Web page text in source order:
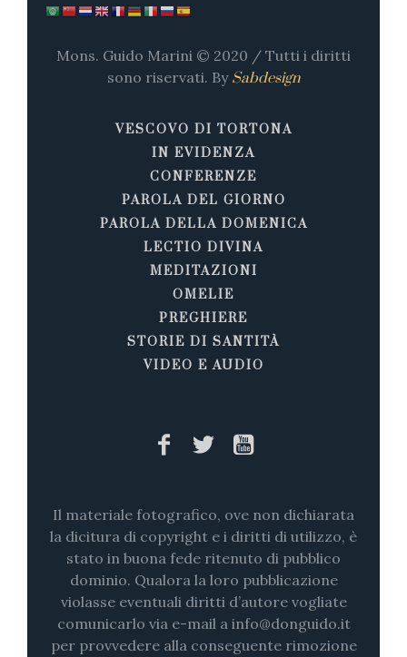
Mons. Guido Marini © 2020 / Tutti i diritti
sono riservati. By Sabdesign
VESCOVO DI TORTONA
IN EVIDENZA
CONFERENZE
PAROLA DEL GIORNO
PAROLA DELLA DOMENICA
LECTIO DIVINA
MEDITAZIONI
OMELIE
PREGHIERE
STORIE DI SANTITÀ
VIDEO E AUDIO
Il materiale fotografico, ove non dichiarata
la dicitura di copyright e i diritti di utilizzo, è
stato in buona fede ritenuto di pubblico
dominio. Qualora la loro pubblicazione
violasse eventuali diritti d’autore vogliate
comunicarlo via e-mail a info@donguido.it
per provvedere alla conseguente rimozione